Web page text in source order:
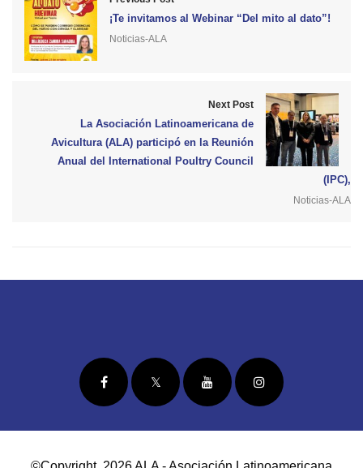
¡Te invitamos al Webinar “Del mito al dato”!
Noticias-ALA
Next Post
La Asociación Latinoamericana de
Avicultura (ALA) participó en la Reunión
Anual del International Poultry Council
(IPC),
Noticias-ALA